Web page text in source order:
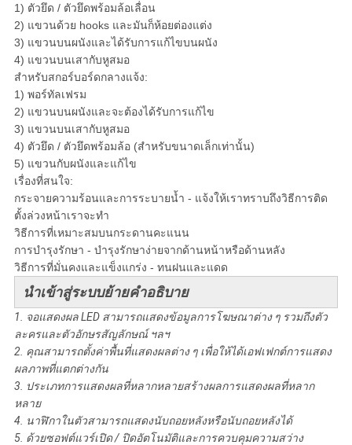
1) ตัวยึด / ตัวยึดพร้อมล้อเลื่อน
2) แขวนด้วย hooks และมันก็ห้อยต่องแต่ง
3) แขวนบนผนังและได้รับการแก้ไขบนผนัง
4) แขวนบนเสากับหูสมอ
สำหรับสกอร์บอร์ดกลางแจ้ง:
1) พอร์ทัลเฟรม
2) แขวนบนผนังและจะต้องได้รับการแก้ไข
3) แขวนบนเสากับหูสมอ
4) ตัวยึด / ตัวยึดพร้อมล้อ (สำหรับขนาดเล็กเท่านั้น)
5) แขวนกับผนังและแก้ไข
เรื่องที่สนใจ:
กระจายความร้อนและการระบายน้ำ - แจ้งให้เราทราบถึงวิธีการติด
ตั้งล่วงหน้าเราจะทำ
วิธีการที่เหมาะสมบนกระดานคะแนน
การบำรุงรักษา - บำรุงรักษาง่ายจากด้านหน้าหรือด้านหลัง
วิธีการที่มั่นคงและแข็งแกร่ง - ทนฝนและแดด
นำเข้าสู่ระบบย้ายคำอธิบาย
1. จอแสดงผล LED สามารถแสดงข้อมูลการโฆษณาต่าง ๆ รวมถึงตัว
ละครและตัวอักษรสัญลักษณ์ ฯลฯ
2. คุณสามารถตั้งค่าพื้นที่แสดงผลต่าง ๆ เพื่อให้ได้เอฟเฟกต์การแสดง
ผลภาพที่แตกต่างกัน
3. ประเภทการแสดงผลที่หลากหลายสร้างผลการแสดงผลที่หลาก
หลาย
4. นาฬิกาในตัวสามารถแสดงนับถอยหลังหรือนับถอยหลังได้
5. ด้วยซอฟต์แวร์เปิด / ปิดอัตโนมัติและการควบคุมความสว่าง